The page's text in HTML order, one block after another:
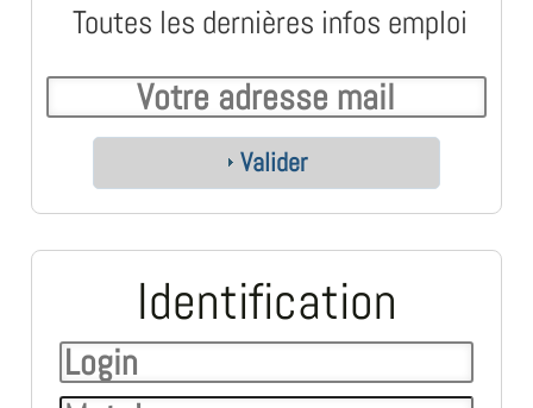
Toutes les dernières infos emploi
Valider
Identification